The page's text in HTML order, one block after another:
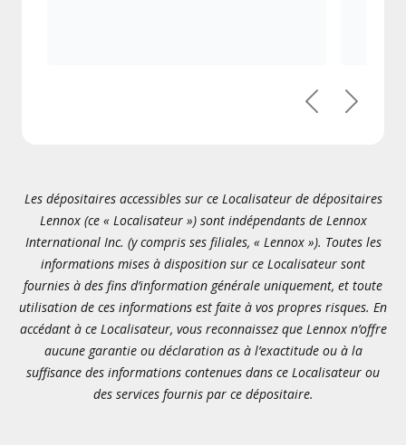
PrécédentSuivant
Les dépositaires accessibles sur ce Localisateur de dépositaires
Lennox (ce « Localisateur ») sont indépendants de Lennox
International Inc. (y compris ses filiales, « Lennox »). Toutes les
informations mises à disposition sur ce Localisateur sont
fournies à des fins d’information générale uniquement, et toute
utilisation de ces informations est faite à vos propres risques. En
accédant à ce Localisateur, vous reconnaissez que Lennox n’offre
aucune garantie ou déclaration as à l’exactitude ou à la
suffisance des informations contenues dans ce Localisateur ou
des services fournis par ce dépositaire.